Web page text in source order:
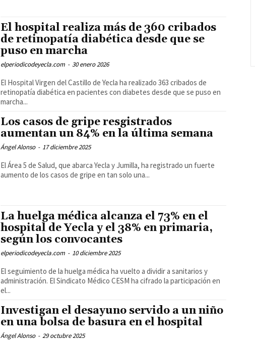
El hospital realiza más de 360 cribados
de retinopatía diabética desde que se
puso en marcha
elperiodicodeyecla.com - 30 enero 2026
El Hospital Virgen del Castillo de Yecla ha realizado 363 cribados de
retinopatía diabética en pacientes con diabetes desde que se puso en
marcha...
Los casos de gripe resgistrados
aumentan un 84% en la última semana
Ángel Alonso - 17 diciembre 2025
El Área 5 de Salud, que abarca Yecla y Jumilla, ha registrado un fuerte
aumento de los casos de gripe en tan solo una...
La huelga médica alcanza el 73% en el
hospital de Yecla y el 38% en primaria,
según los convocantes
elperiodicodeyecla.com - 10 diciembre 2025
El seguimiento de la huelga médica ha vuelto a dividir a sanitarios y
administración. El Sindicato Médico CESM ha cifrado la participación en
el...
Investigan el desayuno servido a un niño
en una bolsa de basura en el hospital
Ángel Alonso - 29 octubre 2025